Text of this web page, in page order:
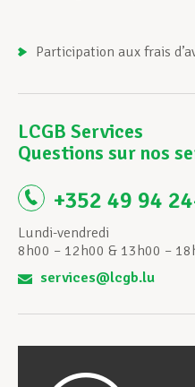
Assistance en vie
Actualités
Participation aux frais
LCGB Services
Questions sur nos
+352 49 94
Lundi-vendredi
8h00 – 12h00 & 13h00 –
services@lcgb.lu